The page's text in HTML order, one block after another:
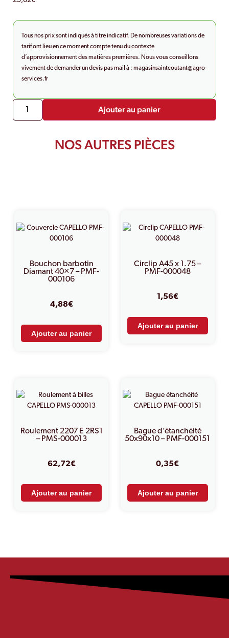
Tous nos prix sont indiqués à titre indicatif. De nombreuses variations de
tarif ont lieu en ce moment compte tenu du contexte
d’approvisionnement des matières premières. Nous vous conseillons
vivement de demander un devis pas mail à : magasinsaintcoutant@agro-
services.fr
Ajouter au panier
NOS AUTRES PIÈCES
Bouchon barbotin
Diamant 40×7 – PMF-
000106
4,88€
Ajouter au panier
Circlip A45 x 1.75 –
PMF-000048
1,56€
Ajouter au panier
Roulement 2207 E 2RS1
– PMS-000013
62,72€
Ajouter au panier
Bague d’étanchéité
50x90x10 – PMF-000151
0,35€
Ajouter au panier